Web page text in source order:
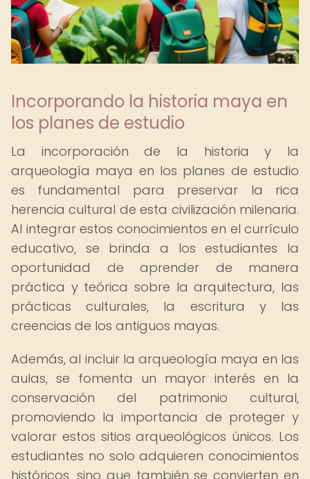
Incorporando la historia maya en
los planes de estudio
La incorporación de la historia y la
arqueología maya en los planes de estudio
es fundamental para preservar la rica
herencia cultural de esta civilización milenaria.
Al integrar estos conocimientos en el currículo
educativo, se brinda a los estudiantes la
oportunidad de aprender de manera
práctica y teórica sobre la arquitectura, las
prácticas culturales, la escritura y las
creencias de los antiguos mayas.
Además, al incluir la arqueología maya en las
aulas, se fomenta un mayor interés en la
conservación del patrimonio cultural,
promoviendo la importancia de proteger y
valorar estos sitios arqueológicos únicos. Los
estudiantes no solo adquieren conocimientos
históricos, sino que también se convierten en